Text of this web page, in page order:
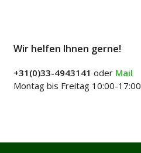
Wir helfen Ihnen gerne!
+31(0)33-4943141 oder Mail
Montag bis Freitag 10:00-17:00